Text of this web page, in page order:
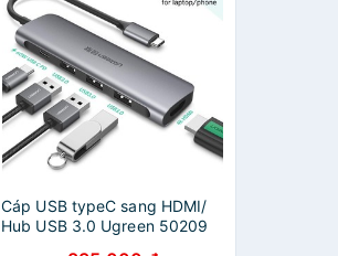
Cáp USB typeC sang HDMI/
Hub USB 3.0 Ugreen 50209